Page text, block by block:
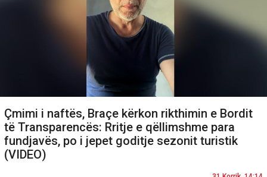
Çmimi i naftës, Braçe kërkon rikthimin e Bordit
të Transparencës: Rritje e qëllimshme para
fundjavës, po i jepet goditje sezonit turistik
(VIDEO)